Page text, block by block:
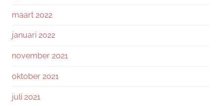
maart 2022
januari 2022
november 2021
oktober 2021
juli 2021